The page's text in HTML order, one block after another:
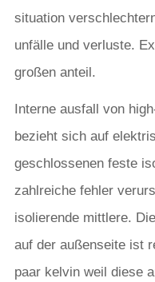
situation
unfälle und verluste.
großen anteil.
Interne ausfall von
bezieht sich auf
geschlossenen feste
zahlreiche fehler
isolierende mittlere.
auf der außenseite ist
paar kelvin weil diese